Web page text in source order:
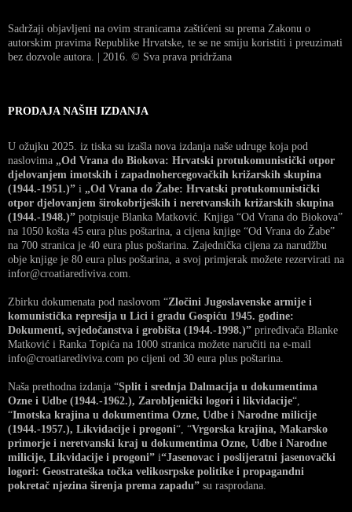
Sadržaji objavljeni na ovim stranicama zaštićeni su prema Zakonu o
autorskim pravima Republike Hrvatske, te se ne smiju koristiti i preuzimati
bez dozvole autora. | 2016. © Sva prava pridržana
PRODAJA NAŠIH IZDANJA
U ožujku 2025. iz tiska su izašla nova izdanja naše udruge koja pod
naslovima „Od Vrana do Biokova: Hrvatski protukomunistički otpor
djelovanjem imotskih i zapadnohercegovačkih križarskih skupina
(1944.-1951.)” i „Od Vrana do Žabe: Hrvatski protukomunistički
otpor djelovanjem širokobrijeških i neretvanskih križarskih skupina
(1944.-1948.)” potpisuje Blanka Matković. Knjiga “Od Vrana do Biokova”
na 1050 košta 45 eura plus poštarina, a cijena knjige “Od Vrana do Žabe”
na 700 stranica je 40 eura plus poštarina. Zajednička cijena za narudžbu
obje knjige je 80 eura plus poštarina, a svoj primjerak možete rezervirati na
infor@croatiarediviva.com.
Zbirku dokumenata pod naslovom “Zločini Jugoslavenske armije i
komunistička represija u Lici i gradu Gospiću 1945. godine:
Dokumenti, svjedočanstva i grobišta (1944.-1998.)” priređivača Blanke
Matković i Ranka Topića na 1000 stranica možete naručiti na e-mail
info@croatiarediviva.com po cijeni od 30 eura plus poštarina.
Naša prethodna izdanja “Split i srednja Dalmacija u dokumentima
Ozne i Udbe (1944.-1962.), Zarobljenički logori i likvidacije“,
“Imotska krajina u dokumentima Ozne, Udbe i Narodne milicije
(1944.-1957.), Likvidacije i progoni“, “Vrgorska krajina, Makarsko
primorje i neretvanski kraj u dokumentima Ozne, Udbe i Narodne
milicije, Likvidacije i progoni” i“Jasenovac i poslijeratni jasenovački
logori: Geostrateška točka velikosrpske politike i propagandni
pokretač njezina širenja prema zapadu” su rasprodana.